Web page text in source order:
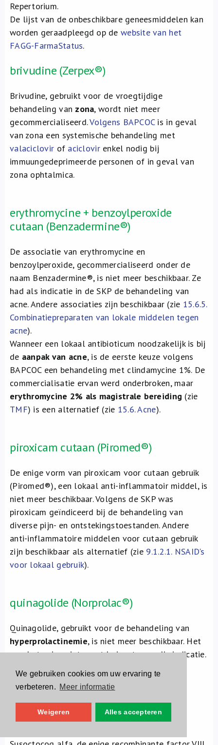
We gebruiken cookies om uw ervaring te
verbeteren. Meer informatie
Weigeren Alles accepteren
Repertorium.
De lijst van de onbeschikbare geneesmiddelen kan
worden geraadpleegd op dewebsite van het
FAGG-FarmaStatus.
brivudine (Zerpex®)
Brivudine, gebruikt voor de vroegtijdige
behandeling van zona, wordt niet meer
gecommercialiseerd.Volgens BAPCOCis in geval
van zona een systemische behandeling met
valaciclovir of aciclovirenkel nodig bij
immuungedeprimeerde personen of in geval van
zona ophtalmica.
erythromycine + benzoylperoxide
cutaan (Benzadermine®)
De associatie van erythromycine en
benzoylperoxide, gecommercialiseerd onder de
naam Benzadermine®, is niet meer beschikbaar. Ze
had als indicatie in de SKP de behandeling van
acne. Andere associaties zijn beschikbaar (zie 15.6.5.
Combinatiepreparaten van lokale middelen tegen
acne).
Wanneer een lokaal antibioticum noodzakelijk is bij
de aanpak van acne, is de eerste keuze volgens
BAPCOC een behandeling met clindamycine 1%. De
commercialisatie ervan werd onderbroken, maar
erythromycine 2% als magistrale bereiding (zie
TMF) is een alternatief (zie 15.6. Acne).
piroxicam cutaan (Piromed®)
De enige vorm van piroxicam voor cutaan gebruik
(Piromed®), een lokaal anti-inflammatoir middel, is
niet meer beschikbaar. Volgens de SKP was
piroxicam geïndiceerd bij de behandeling van
diverse pijn- en ontstekingstoestanden. Andere
anti-inflammatoire middelen voor cutaan gebruik
zijn beschikbaar als alternatief (zie 9.1.2.1. NSAID's
voor lokaal gebruik).
quinagolide (Norprolac®)
Quinagolide, gebruikt voor de behandeling van
hyperprolactinemie, is niet meer beschikbaar. Het
was het enige niet-ergotderivaat voor die indicatie.
Hyperprolactinemie-Plaatsbepaling
).
susoctocog alfa (Obizur®)